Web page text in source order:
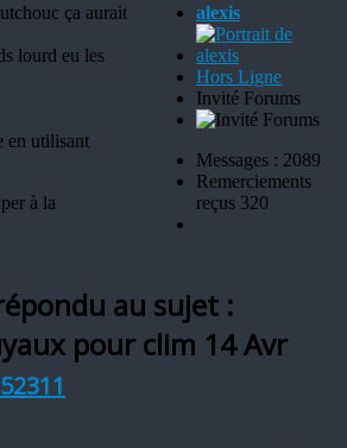
ça aurait
lourd eu les
en utilisant
à la
alexis
Hors Ligne
Invité Forums
Messages : 2089
Remerciements
reçus 320
au sujet :
pour clim 14 Avr